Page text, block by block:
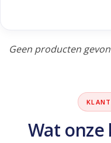
Geen producten
Wat onze